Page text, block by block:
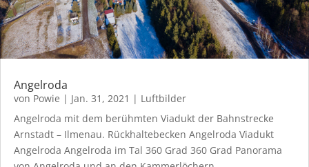
Angelroda
von Powie | Jan. 31, 2021 | Luftbilder
Angelroda mit dem berühmten Viadukt der Bahnstrecke
Arnstadt – Ilmenau. Rückhaltebecken Angelroda Viadukt
Angelroda Angelroda im Tal 360 Grad 360 Grad Panorama